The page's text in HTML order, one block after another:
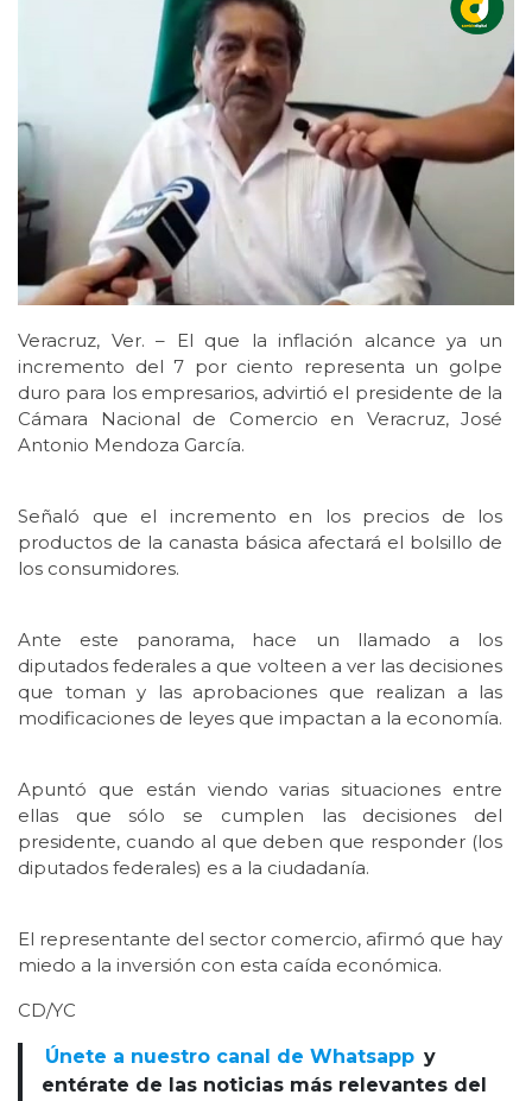
Veracruz, Ver. – El que la inflación alcance ya un
incremento del 7 por ciento representa un golpe
duro para los empresarios, advirtió el presidente de la
Cámara Nacional de Comercio en Veracruz, José
Antonio Mendoza García.
Señaló que el incremento en los precios de los
productos de la canasta básica afectará el bolsillo de
los consumidores.
Ante este panorama, hace un llamado a los
diputados federales a que volteen a ver las decisiones
que toman y las aprobaciones que realizan a las
modificaciones de leyes que impactan a la economía.
Apuntó que están viendo varias situaciones entre
ellas que sólo se cumplen las decisiones del
presidente, cuando al que deben que responder (los
diputados federales) es a la ciudadanía.
El representante del sector comercio, afirmó que hay
miedo a la inversión con esta caída económica.
CD/YC
Únete a nuestro canal de Whatsapp y
entérate de las noticias más relevantes del